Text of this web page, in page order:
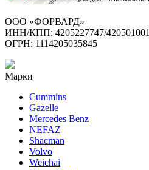
ООО «ФОРВАРД»
ИНН/КПП: 4205227747/420501001
ОГРН: 1114205035845
Марки
Cummins
Gazelle
Mercedes Benz
NEFAZ
Shacman
Volvo
Weichai